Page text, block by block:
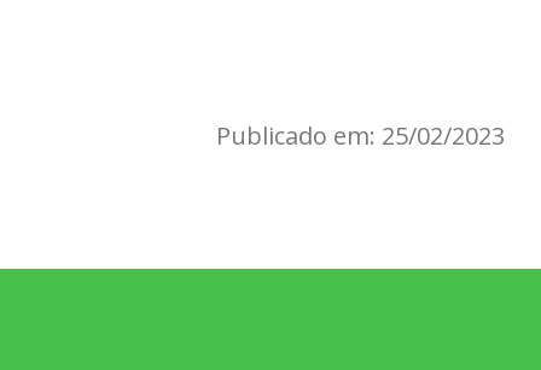
Publicado em: 25/02/2023